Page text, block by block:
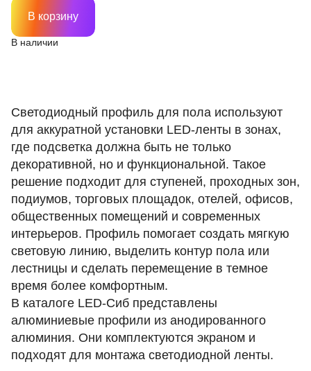
В наличии
В корзину
Светодиодный профиль для пола используют
для аккуратной установки LED-ленты в зонах,
где подсветка должна быть не только
декоративной, но и функциональной. Такое
решение подходит для ступеней, проходных зон,
подиумов, торговых площадок, отелей, офисов,
общественных помещений и современных
интерьеров. Профиль помогает создать мягкую
световую линию, выделить контур пола или
лестницы и сделать перемещение в темное
время более комфортным.
В каталоге LED-Сиб представлены
алюминиевые профили из анодированного
алюминия. Они комплектуются экраном и
подходят для монтажа светодиодной ленты.